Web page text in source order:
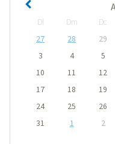
Dl Dm Dc
27
28 29
3
4 5
10
11 12
17
18 19
24
25 26
31
1 2